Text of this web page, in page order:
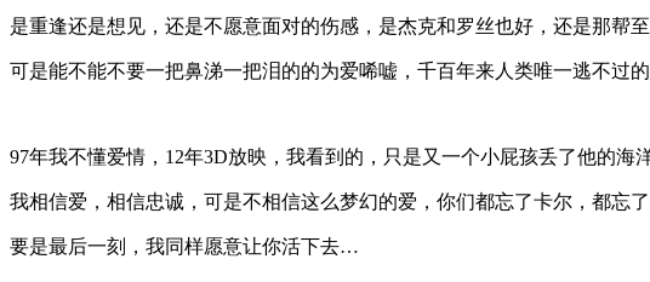
是重逢还是想见，还是不愿意面对的伤感，是杰克和罗丝也好，还是那
可是能不能不要一把鼻涕一把泪的的为爱唏嘘，千百年来人类唯一逃不过
97年我不懂爱情， 12年3D放映， 我看到的，只是又一个小屁孩丢了他的
我相信爱，相信忠诚，可是不相信这么梦幻的爱，你们都忘了卡尔，都忘了
要是最后一刻，我同样愿意让你活下去…